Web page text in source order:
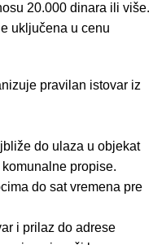
20.000 dinara ili više.
uključena u cenu
pravilan istovar iz
do ulaza u objekat
propise.
do sat vremena pre
i prilaz do adrese